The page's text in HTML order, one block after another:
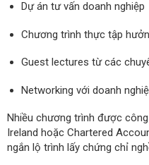
Dự án tư vấn doanh nghiệp
Chương trình thực tập
Guest lectures từ các
Networking với doanh
Nhiều chương trình được
Ireland hoặc Chartered
ngắn lộ trình lấy chứng chỉ